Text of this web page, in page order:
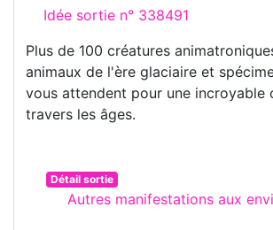
Idée sortie n° 338491
Plus de 100 créatures
animaux de l'ère glaciaire et
vous attendent pour une incroyable
travers les âges.
Détail sortie
Autres manifestations aux